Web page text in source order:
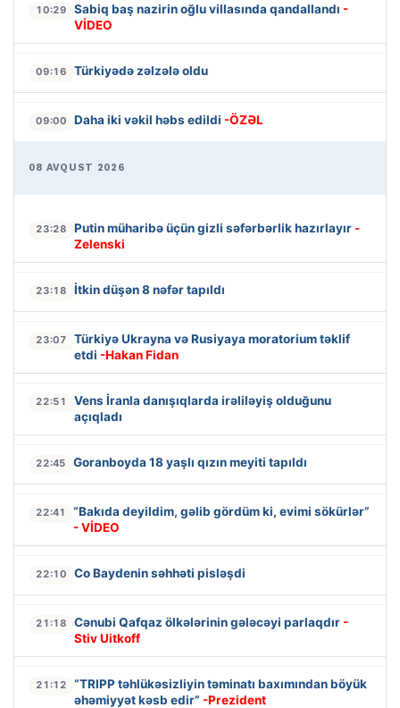
10:29 Sabiq baş nazirin oğlu villasında qandallandı -
VİDEO
09:16 Türkiyədə zəlzələ oldu
09:00 Daha iki vəkil həbs edildi -ÖZƏL
08 AVQUST 2026
23:28 Putin müharibə üçün gizli səfərbərlik hazırlayır -
Zelenski
23:18 İtkin düşən 8 nəfər tapıldı
23:07
Türkiyə Ukrayna və Rusiyaya moratorium təklif
etdi -Hakan Fidan
22:51
Vens İranla danışıqlarda irəliləyiş olduğunu
açıqladı
22:45 Goranboyda 18 yaşlı qızın meyiti tapıldı
22:41
“Bakıda deyildim, gəlib gördüm ki, evimi sökürlər”
- VİDEO
22:10 Co Baydenin səhhəti pisləşdi
21:18 Cənubi Qafqaz ölkələrinin gələcəyi parlaqdır -
Stiv Uitkoff
21:12
“TRIPP təhlükəsizliyin təminatı baxımından böyük
əhəmiyyət kəsb edir” -Prezident